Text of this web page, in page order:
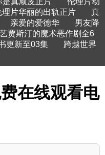
理片华丽的出轨正片
真
亲爱的爱德华
男友降
贾斯汀的魔术恶作剧全6
更新至03集
跨越世界
在线观看电